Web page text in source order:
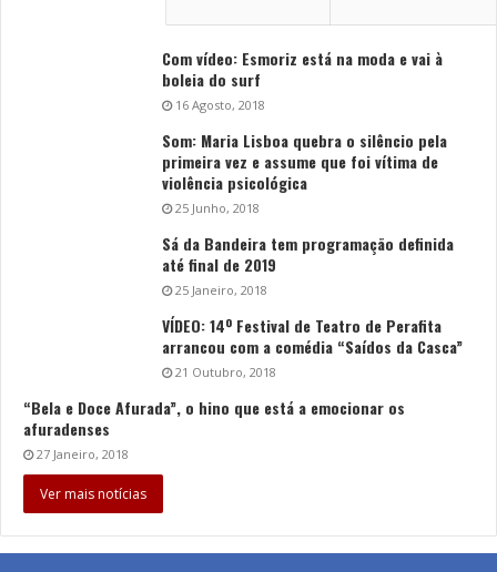
Com vídeo: Esmoriz está na moda e vai à
boleia do surf
16 Agosto, 2018
Som: Maria Lisboa quebra o silêncio pela
primeira vez e assume que foi vítima de
violência psicológica
25 Junho, 2018
Sá da Bandeira tem programação definida
até final de 2019
25 Janeiro, 2018
VÍDEO: 14º Festival de Teatro de Perafita
arrancou com a comédia “Saídos da Casca”
21 Outubro, 2018
“Bela e Doce Afurada”, o hino que está a emocionar os
afuradenses
27 Janeiro, 2018
Ver mais notícias